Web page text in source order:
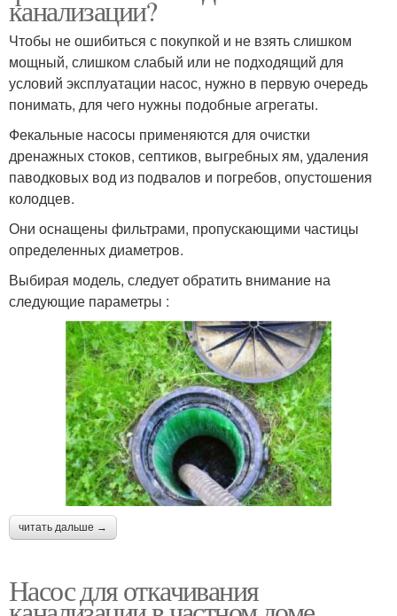
канализации?
Чтобы не ошибиться с покупкой и не взять слишком
мощный, слишком слабый или не подходящий для
условий эксплуатации насос, нужно в первую очередь
понимать, для чего нужны подобные агрегаты.
Фекальные насосы применяются для очистки
дренажных стоков, септиков, выгребных ям, удаления
паводковых вод из подвалов и погребов, опустошения
колодцев.
Они оснащены фильтрами, пропускающими частицы
определенных диаметров.
Выбирая модель, следует обратить внимание на
следующие параметры :
читать дальше →
Насос для откачивания